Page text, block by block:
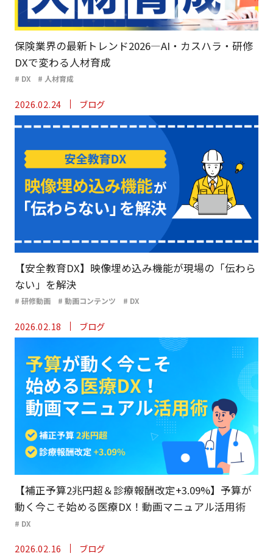
保険業界の最新トレンド2026―AI・カスハラ・研修
DXで変わる人材育成
# DX # 人材育成
2026.02.24 ブログ
【安全教育DX】映像埋め込み機能が現場の「伝わら
ない」を解決
# 研修動画 # 動画コンテンツ # DX
2026.02.18 ブログ
【補正予算2兆円超＆診療報酬改定+3.09%】予算が
動く今こそ始める医療DX！動画マニュアル活用術
# DX
2026.02.16 ブログ